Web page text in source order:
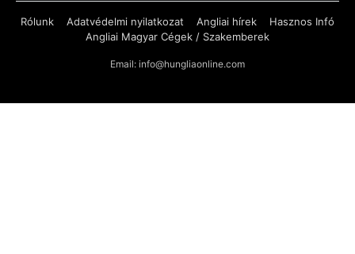
Rólunk Adatvédelmi nyilatkozat Angliai hírek
Hasznos Infó
Angliai Magyar Cégek / Szakemberek
Email: info@hungliaonline.com